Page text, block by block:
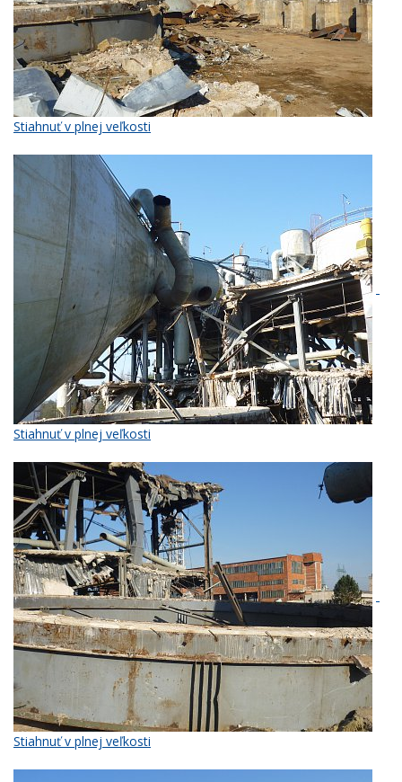
Stiahnuť v plnej veľkosti
Stiahnuť v plnej veľkosti
Stiahnuť v plnej veľkosti